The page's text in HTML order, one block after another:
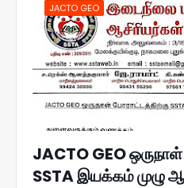
JACTO GEO
JACTO GEO
SSTA இயக்கம் முழு